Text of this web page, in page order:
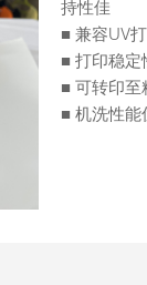
持性佳
■ 兼容UV
■ 打印稳定
■ 可转印至
■ 机洗性能